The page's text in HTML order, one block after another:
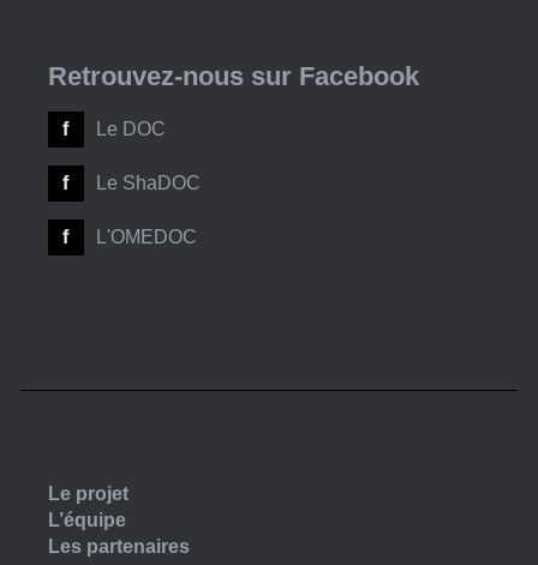
Retrouvez-nous sur Facebook
Le DOC
Le ShaDOC
L'OMEDOC
Le projet
L’équipe
Les partenaires